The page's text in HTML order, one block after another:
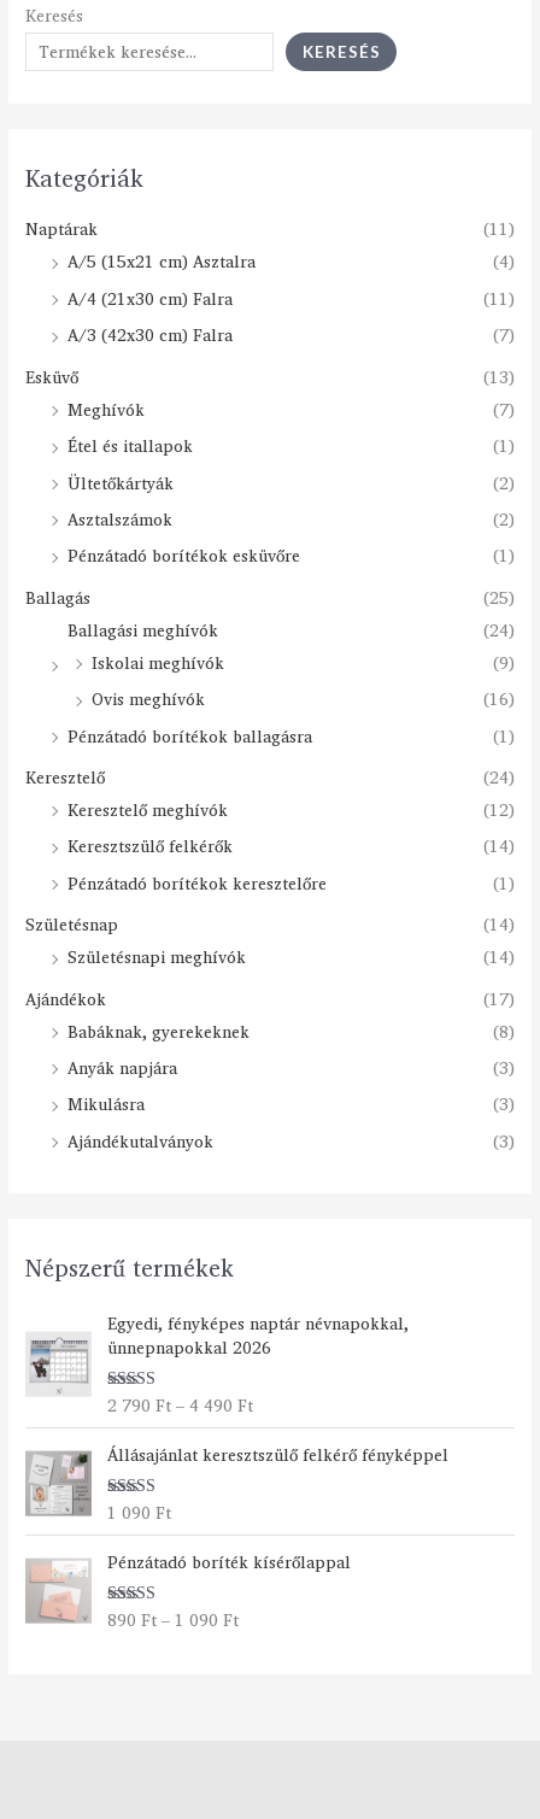
Keresés
KERESÉS
Kategóriák
Naptárak
(11)
A/5 (15x21 cm) Asztalra
(4)
A/4 (21x30 cm) Falra
(11)
A/3 (42x30 cm) Falra
(7)
Esküvő
(13)
Meghívók
(7)
Étel és itallapok
(1)
Ültetőkártyák
(2)
Asztalszámok
(2)
Pénzátadó borítékok esküvőre
(1)
Ballagás
(25)
Ballagási meghívók
(24)
Iskolai meghívók
(9)
Ovis meghívók
(16)
Pénzátadó borítékok ballagásra
(1)
Keresztelő
(24)
Keresztelő meghívók
(12)
Keresztszülő felkérők
(14)
Pénzátadó borítékok keresztelőre
(1)
Születésnap
(14)
Születésnapi meghívók
(14)
Ajándékok
(17)
Babáknak, gyerekeknek
(8)
Anyák napjára
(3)
Mikulásra
(3)
Ajándékutalványok
(3)
Népszerű termékek
Egyedi, fényképes naptár névnapokkal,
ünnepnapokkal 2026
Értékelés:
2 790Ft – 4 490Ft
r
t
r
t
o
n
y
:
Állásajánlat keresztszülő felkérő fényképpel
Értékelés:
1 090Ft
Pénzátadó boríték kísérőlappal
Értékelés:
890Ft – 1 090Ft
Á
r
a